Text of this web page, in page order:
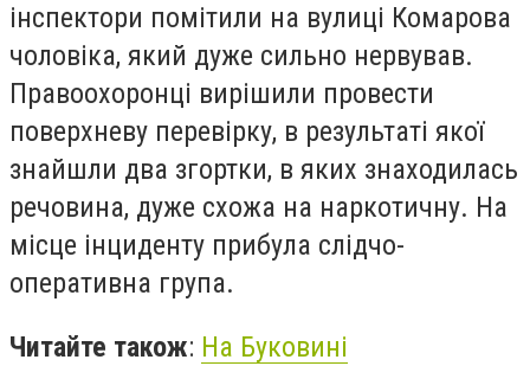
інспектори помітили на вулиці Комарова
чоловіка, який дуже сильно нервував.
Правоохоронці вирішили провести
поверхневу перевірку, в результаті якої
знайшли два згортки, в яких знаходилась
речовина, дуже схожа на наркотичну. На
місце інциденту прибула слідчо-
оперативна група.
Читайте також: На Буковині